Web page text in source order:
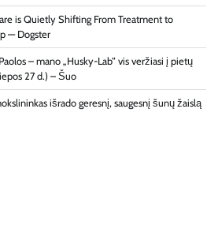
is Quietly Shifting From Treatment to
— Dogster
– mano „Husky-Lab“ vis veržiasi į pietų
27 d.) – Šuo
išrado geresnį, saugesnį šunų žaislą